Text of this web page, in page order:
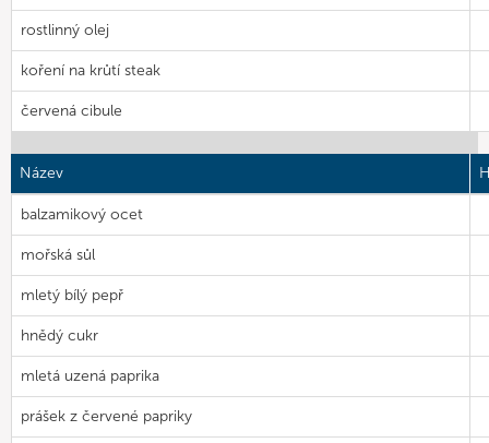
rostlinný olej
koření na krůtí steak
červená cibule
Název
balzamikový ocet
mořská sůl
mletý bílý pepř
hnědý cukr
mletá uzená paprika
prášek z červené papriky